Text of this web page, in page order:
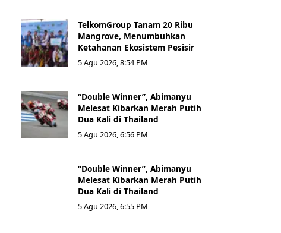
TelkomGroup Tanam 20 Ribu
Mangrove, Menumbuhkan
Ketahanan Ekosistem Pesisir
5 Agu 2026, 8:54 PM
“Double Winner”, Abimanyu
Melesat Kibarkan Merah Putih
Dua Kali di Thailand
5 Agu 2026, 6:56 PM
“Double Winner”, Abimanyu
Melesat Kibarkan Merah Putih
Dua Kali di Thailand
5 Agu 2026, 6:55 PM